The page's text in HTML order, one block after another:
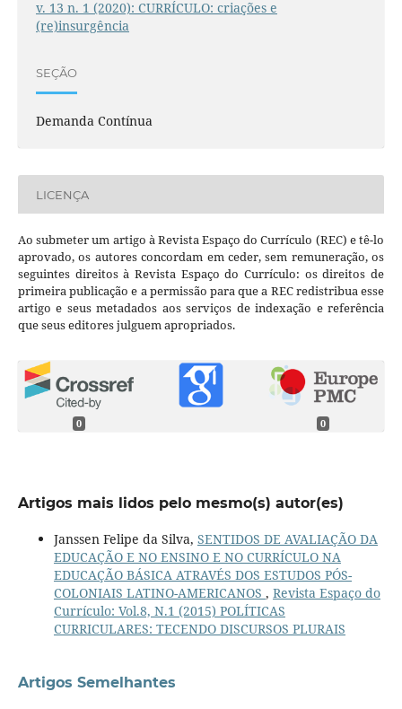
v. 13 n. 1 (2020): CURRÍCULO: criações e
(re)insurgência
SEÇÃO
Demanda Contínua
LICENÇA
Ao submeter um artigo à Revista Espaço do Currículo (REC) e tê-lo
aprovado, os autores concordam em ceder, sem remuneração, os
seguintes direitos à Revista Espaço do Currículo: os direitos de
primeira publicação e a permissão para que a REC redistribua esse
artigo e seus metadados aos serviços de indexação e referência
que seus editores julguem apropriados.
0 0
Artigos mais lidos pelo mesmo(s) autor(es)
Janssen Felipe da Silva, SENTIDOS DE AVALIAÇÃO DA
EDUCAÇÃO E NO ENSINO E NO CURRÍCULO NA
EDUCAÇÃO BÁSICA ATRAVÉS DOS ESTUDOS PÓS-
COLONIAIS LATINO-AMERICANOS , Revista Espaço do
Currículo: Vol.8, N.1 (2015) POLÍTICAS
CURRICULARES: TECENDO DISCURSOS PLURAIS
Artigos Semelhantes